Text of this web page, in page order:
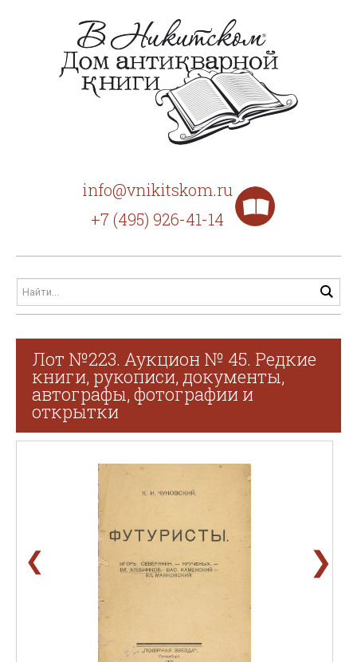
info@vnikitskom.ru
+7 (495) 926-41-14
Лот №223. Аукцион № 45. Редкие
книги, рукописи, документы,
автографы, фотографии и
открытки
❮ ❯